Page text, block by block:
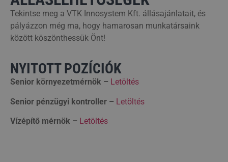
Tekintse meg a VTK Innosystem Kft. állásajánlatait, és
pályázzon még ma, hogy hamarosan munkatársaink
között köszönthessük Önt!
NYITOTT POZÍCIÓK
Senior környezetmérnök – Letöltés
Senior pénzügyi kontroller – Letöltés
Vízépítő mérnök – Letöltés